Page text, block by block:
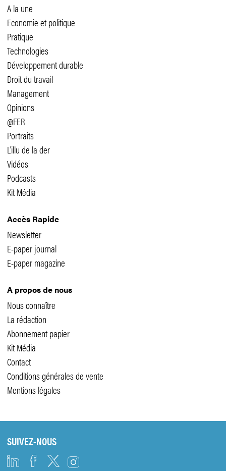
A la une
Economie et politique
Pratique
Technologies
Développement durable
Droit du travail
Management
Opinions
@FER
Portraits
L'illu de la der
Vidéos
Podcasts
Kit Média
Accès Rapide
Newsletter
E-paper journal
E-paper magazine
A propos de nous
Nous connaître
La rédaction
Abonnement papier
Kit Média
Contact
Conditions générales de vente
Mentions légales
SUIVEZ-NOUS